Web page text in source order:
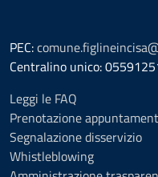
PEC:
Centralino unico:
Leggi le FAQ
Prenotazione
Segnalazione disservizio
Whistleblowing